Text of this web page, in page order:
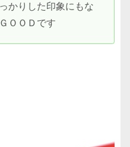
かりした印象にもな
ＯＯＤです